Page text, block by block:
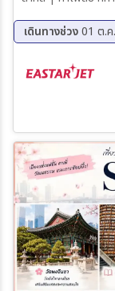
สมุนไพรเพื่อสุขภาพ
เที่ยวกรุงโซลแบบอิ
BUS)
เดินทางช่วง01 ต.
03 ต.ค. 69 - 07 ต.ค.
11 ต.ค. 69 - 15 ต.
13 ต.ค. 69 - 17 ต.ค
15 ต.ค. 69 - 19 ต.ค.
17 ต.ค. 69 - 21 ต.
19 ต.ค. 69 - 23 ต.
21 ต.ค. 69 - 25 ต.
23 ต.ค. 69 - 27 ต.
25 ต.ค. 69 - 29 ต.
27 ต.ค. 69 - 31 ต.